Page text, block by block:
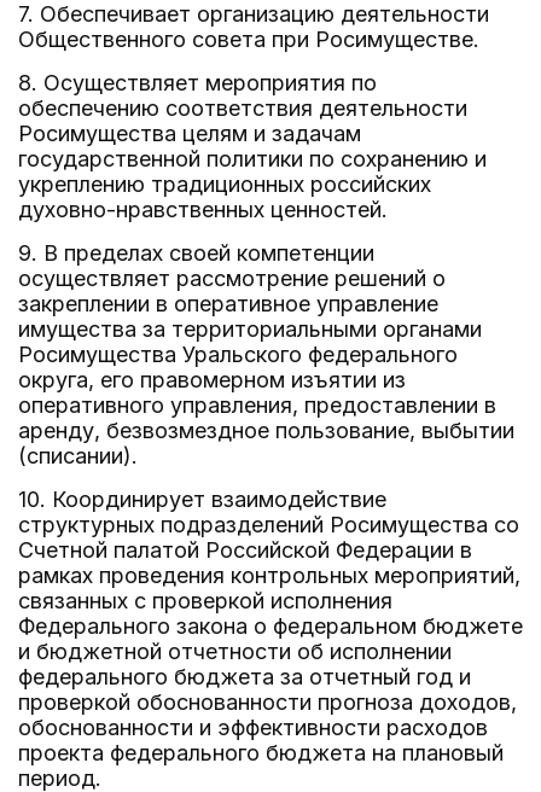
7. Обеспечивает организацию деятельности
Общественного совета при Росимуществе.
8. Осуществляет мероприятия по
обеспечению соответствия деятельности
Росимущества целям и задачам
государственной политики по сохранению и
укреплению традиционных российских
духовно-нравственных ценностей.
9. В пределах своей компетенции
осуществляет рассмотрение решений о
закреплении в оперативное управление
имущества за территориальными органами
Росимущества Уральского федерального
округа, его правомерном изъятии из
оперативного управления, предоставлении в
аренду, безвозмездное пользование, выбытии
(списании).
10. Координирует взаимодействие
структурных подразделений Росимущества со
Счетной палатой Российской Федерации в
рамках проведения контрольных мероприятий,
связанных с проверкой исполнения
Федерального закона о федеральном бюджете
и бюджетной отчетности об исполнении
федерального бюджета за отчетный год и
проверкой обоснованности прогноза доходов,
обоснованности и эффективности расходов
проекта федерального бюджета на плановый
период.